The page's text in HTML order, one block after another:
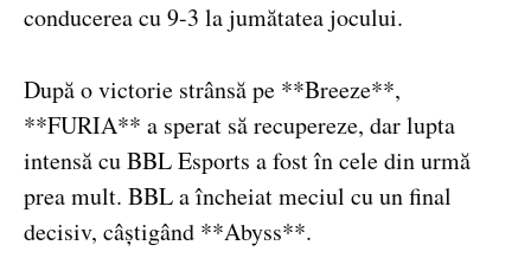
conducerea cu 9-3 la jumătatea jocului.
După o victorie strânsă pe **Breeze**,
**FURIA** a sperat să recupereze, dar lupta
intensă cu BBL Esports a fost în cele din urmă
prea mult. BBL a încheiat meciul cu un final
decisiv, câștigând **Abyss**.